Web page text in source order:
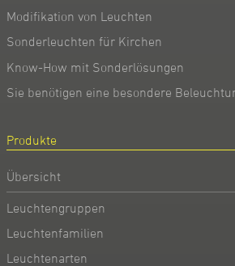
Modifikation von Leuchten
Sonderleuchten für Kirchen
Know-How mit Sonderlösungen
Sie benötigen eine besondere
Produkte
Übersicht
Leuchtengruppen
Leuchtenfamilien
Leuchtenarten